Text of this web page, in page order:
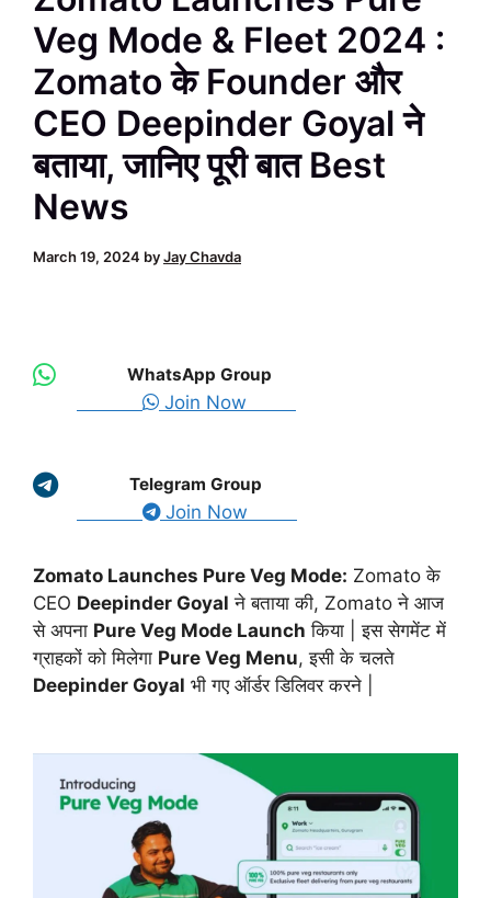
Veg Mode & Fleet 2024 :
Zomato के Founder और
CEO Deepinder Goyal ने
बताया, जानिए पूरी बात Best
News
March 19, 2024 byJay Chavda
WhatsApp Group
Join Now
Telegram Group
Join Now
Zomato Launches Pure Veg Mode: Zomato के
CEO Deepinder Goyal ने बताया की, Zomato ने आज
से अपना Pure Veg Mode Launch किया | इस सेगमेंट में
ग्राहकों को मिलेगा Pure Veg Menu, इसी के चलते
Deepinder Goyal भी गए ऑर्डर डिलिवर करने |